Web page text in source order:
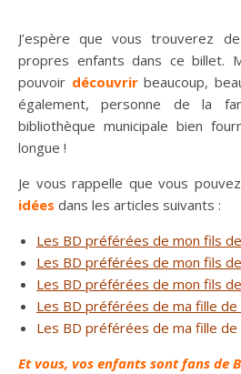
J’espère que vous trouverez
propres enfants dans ce billet.
pouvoir découvrir beaucoup,
également, personne de la
bibliothèque municipale bien
longue !
Je vous rappelle que vous
idées dans les articles suivants :
Les BD préférées de mon fils
Les BD préférées de mon fils
Les BD préférées de mon fils
Les BD préférées de ma fille de
Les BD préférées de ma fille de
Et vous, vos enfants sont fans de